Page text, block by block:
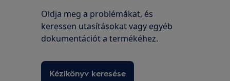
Oldja meg a problémákat, és
keressen utasításokat vagy egyéb
dokumentációt a termékéhez.
Kézikönyv keresése